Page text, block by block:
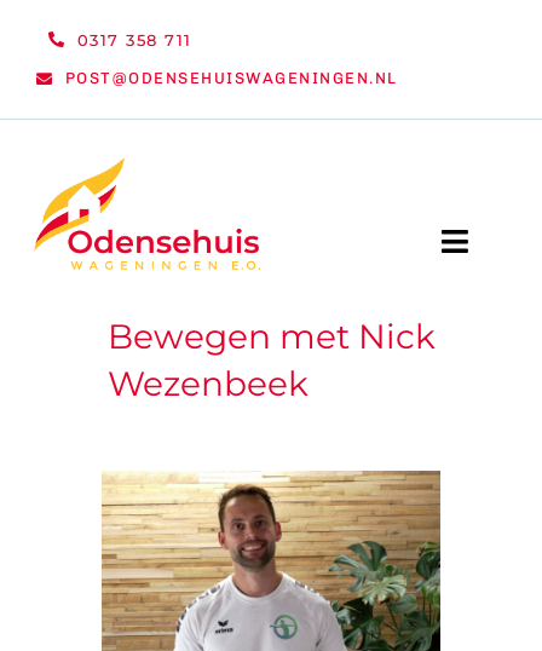
0317 358 711
POST@ODENSEHUISWAGENINGEN.NL
Toggle
WELKOM
ORGANISATIE
VRIJWILLIGERS & STAGIAIRES
Bewegen met Nick
Wezenbeek